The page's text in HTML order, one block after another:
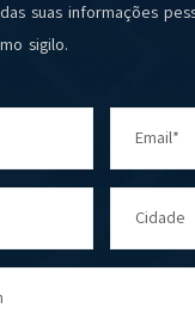
suas informações
sigilo.
Email*
Cidade